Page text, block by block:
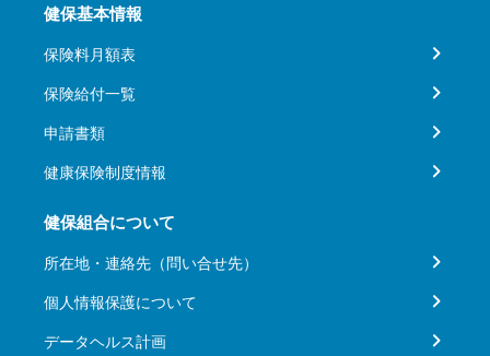
健保基本情報
保険料月額表
保険給付一覧
申請書類
健康保険制度情報
健保組合について
所在地・連絡先（問い合せ先）
個人情報保護について
データヘルス計画